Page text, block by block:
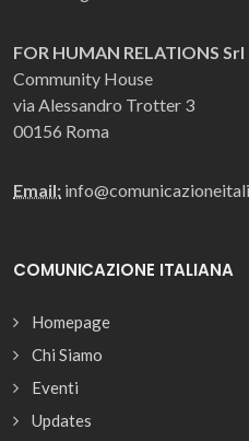
FOR HUMAN RELATIONS Srl
Community House
via Alessandro Trotter 3
00156 Roma
Email:
COMUNICAZIONE ITALIANA
Homepage
Chi Siamo
Eventi
Updates